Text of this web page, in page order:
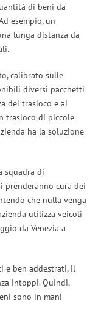
di beni da
esempio, un
lunga distanza da
calibrato sulle
diversi pacchetti
del trasloco e ai
trasloco di piccole
ha la soluzione
squadra di
prenderanno cura dei
che nulla venga
utilizza veicoli
da Venezia a
e ben addestrati, il
intoppi. Quindi,
sono in mani